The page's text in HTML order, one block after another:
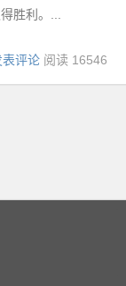
胜利。...
表评论 阅读 16546